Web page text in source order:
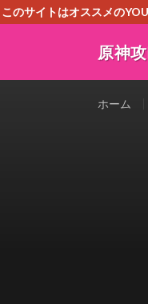
このサイトはオススメの
原神
ホーム